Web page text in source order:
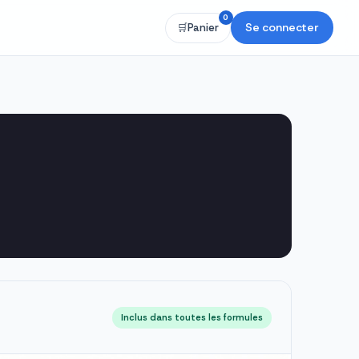
🛒Panier
0
Se connecter
Inclus dans toutes les formules